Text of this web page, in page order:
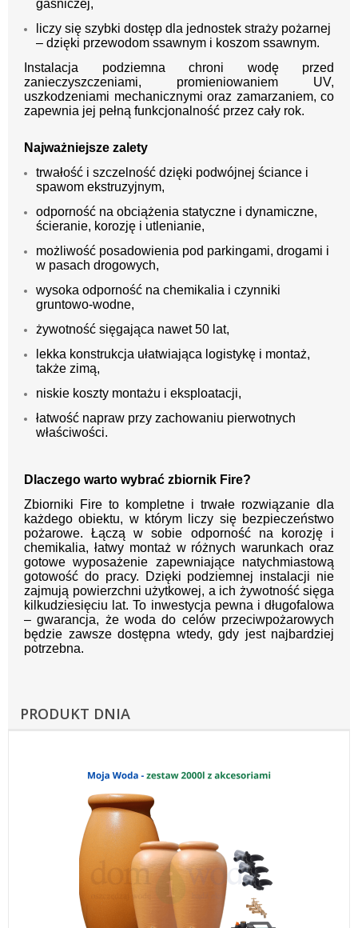
gaśniczej,
liczy się szybki dostęp dla jednostek straży pożarnej
– dzięki przewodom ssawnym i koszom ssawnym.
Instalacja podziemna chroni wodę przed
zanieczyszczeniami, promieniowaniem UV,
uszkodzeniami mechanicznymi oraz zamarzaniem, co
zapewnia jej pełną funkcjonalność przez cały rok.
Najważniejsze zalety
trwałość i szczelność dzięki podwójnej ściance i
spawom ekstruzyjnym,
odporność na obciążenia statyczne i dynamiczne,
ścieranie, korozję i utlenianie,
możliwość posadowienia pod parkingami, drogami i
w pasach drogowych,
wysoka odporność na chemikalia i czynniki
gruntowo-wodne,
żywotność sięgająca nawet 50 lat,
lekka konstrukcja ułatwiająca logistykę i montaż,
także zimą,
niskie koszty montażu i eksploatacji,
łatwość napraw przy zachowaniu pierwotnych
właściwości.
Dlaczego warto wybrać zbiornik Fire?
Zbiorniki Fire to kompletne i trwałe rozwiązanie dla
każdego obiektu, w którym liczy się bezpieczeństwo
pożarowe. Łączą w sobie odporność na korozję i
chemikalia, łatwy montaż w różnych warunkach oraz
gotowe wyposażenie zapewniające natychmiastową
gotowość do pracy. Dzięki podziemnej instalacji nie
zajmują powierzchni użytkowej, a ich żywotność sięga
kilkudziesięciu lat. To inwestycja pewna i długofalowa
– gwarancja, że woda do celów przeciwpożarowych
będzie zawsze dostępna wtedy, gdy jest najbardziej
potrzebna.
PRODUKT DNIA